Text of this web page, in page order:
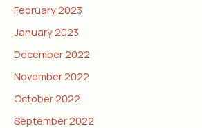
February 2023
January 2023
December 2022
November 2022
October 2022
September 2022